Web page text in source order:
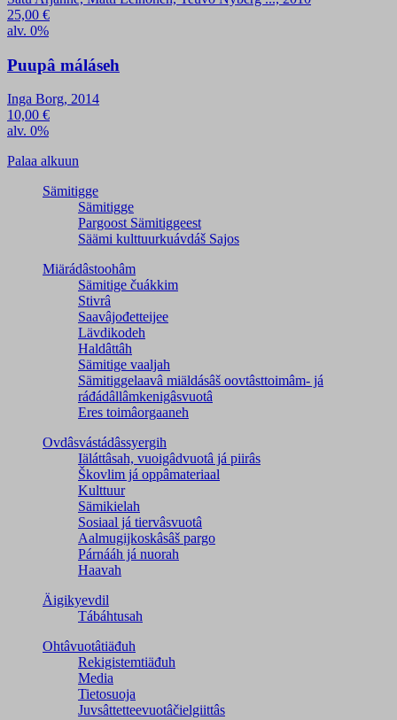
25,00 €
alv. 0%
Puupâ máláseh
Inga Borg, 2014
10,00 €
alv. 0%
Palaa alkuun
Sämitigge
Sämitigge
Pargoost Sämitiggeest
Säämi kulttuurkuávdáš Sajos
Miärádâstoohâm
Sämitige čuákkim
Stivrâ
Saavâjođetteijee
Lävdikodeh
Haldâttâh
Sämitige vaaljah
Sämitiggelaavâ miäldásâš oovtâsttoimâm- já
ráđádâllâmkenigâsvuotâ
Eres toimâorgaaneh
Ovdâsvástádâssyergih
Iäláttâsah, vuoigâdvuotâ já piirâs
Škovlim já oppâmateriaal
Kulttuur
Sämikielah
Sosiaal já tiervâsvuotâ
Aalmugijkoskâsâš pargo
Párnááh já nuorah
Haavah
Äigikyevdil
Tábáhtusah
Ohtâvuotâtiäđuh
Rekigistemtiäđuh
Media
Tietosuoja
Juvsâttetteevuotâčielgiittâs